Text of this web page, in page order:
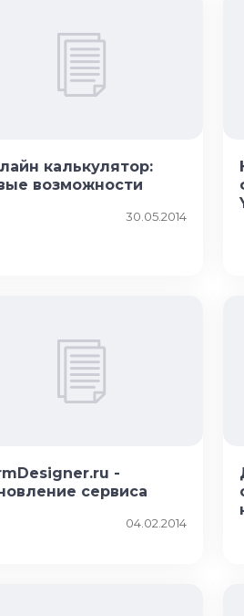
калькулятор:
возможности
30.05.2014
-
сервиса
04.02.2014